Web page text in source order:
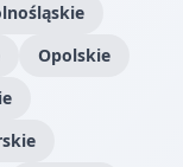
Opolskie